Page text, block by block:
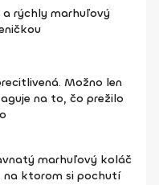
rýchly marhuľový
Možno len
na to, čo prežilo
marhuľový koláč
na ktorom si pochutí